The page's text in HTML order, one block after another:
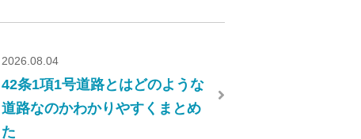
2026.08.04
42条1項1号道路とはどのような
道路なのかわかりやすくまとめ
た